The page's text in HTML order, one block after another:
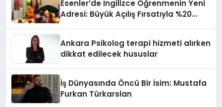
Esenler’de İngilizce Öğrenmenin Yeni
Adresi: Büyük Açılış Fırsatıyla %20
Ankara Psikolog terapi hizmeti alırken
dikkat edilecek hususlar
İş Dünyasında Öncü Bir İsim: Mustafa
Furkan Türkarslan